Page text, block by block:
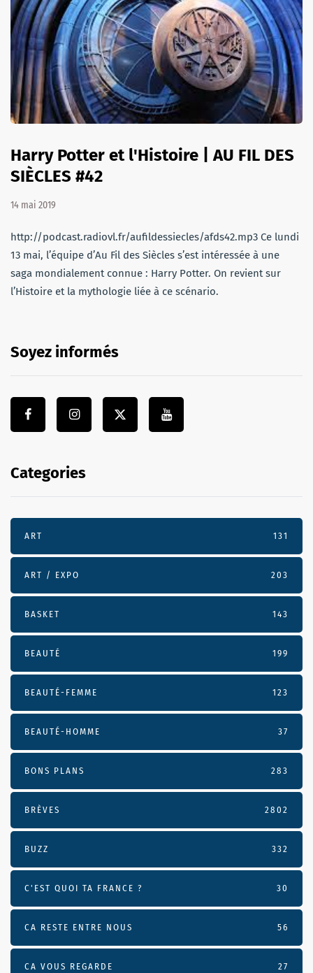
Harry Potter et l'Histoire | AU FIL DES
SIÈCLES #42
14 mai 2019
http://podcast.radiovl.fr/aufildessiecles/afds42.mp3 Ce lundi
13 mai, l’équipe d’Au Fil des Siècles s’est intéressée à une
saga mondialement connue : Harry Potter. On revient sur
l’Histoire et la mythologie liée à ce scénario.
Soyez informés
Categories
ART 131
ART / EXPO 203
BASKET 143
BEAUTÉ 199
BEAUTÉ-FEMME 123
BEAUTÉ-HOMME 37
BONS PLANS 283
BRÈVES 2802
BUZZ 332
C'EST QUOI TA FRANCE ? 30
CA RESTE ENTRE NOUS 56
CA VOUS REGARDE 27